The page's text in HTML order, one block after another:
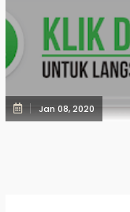
Jan 08, 2020